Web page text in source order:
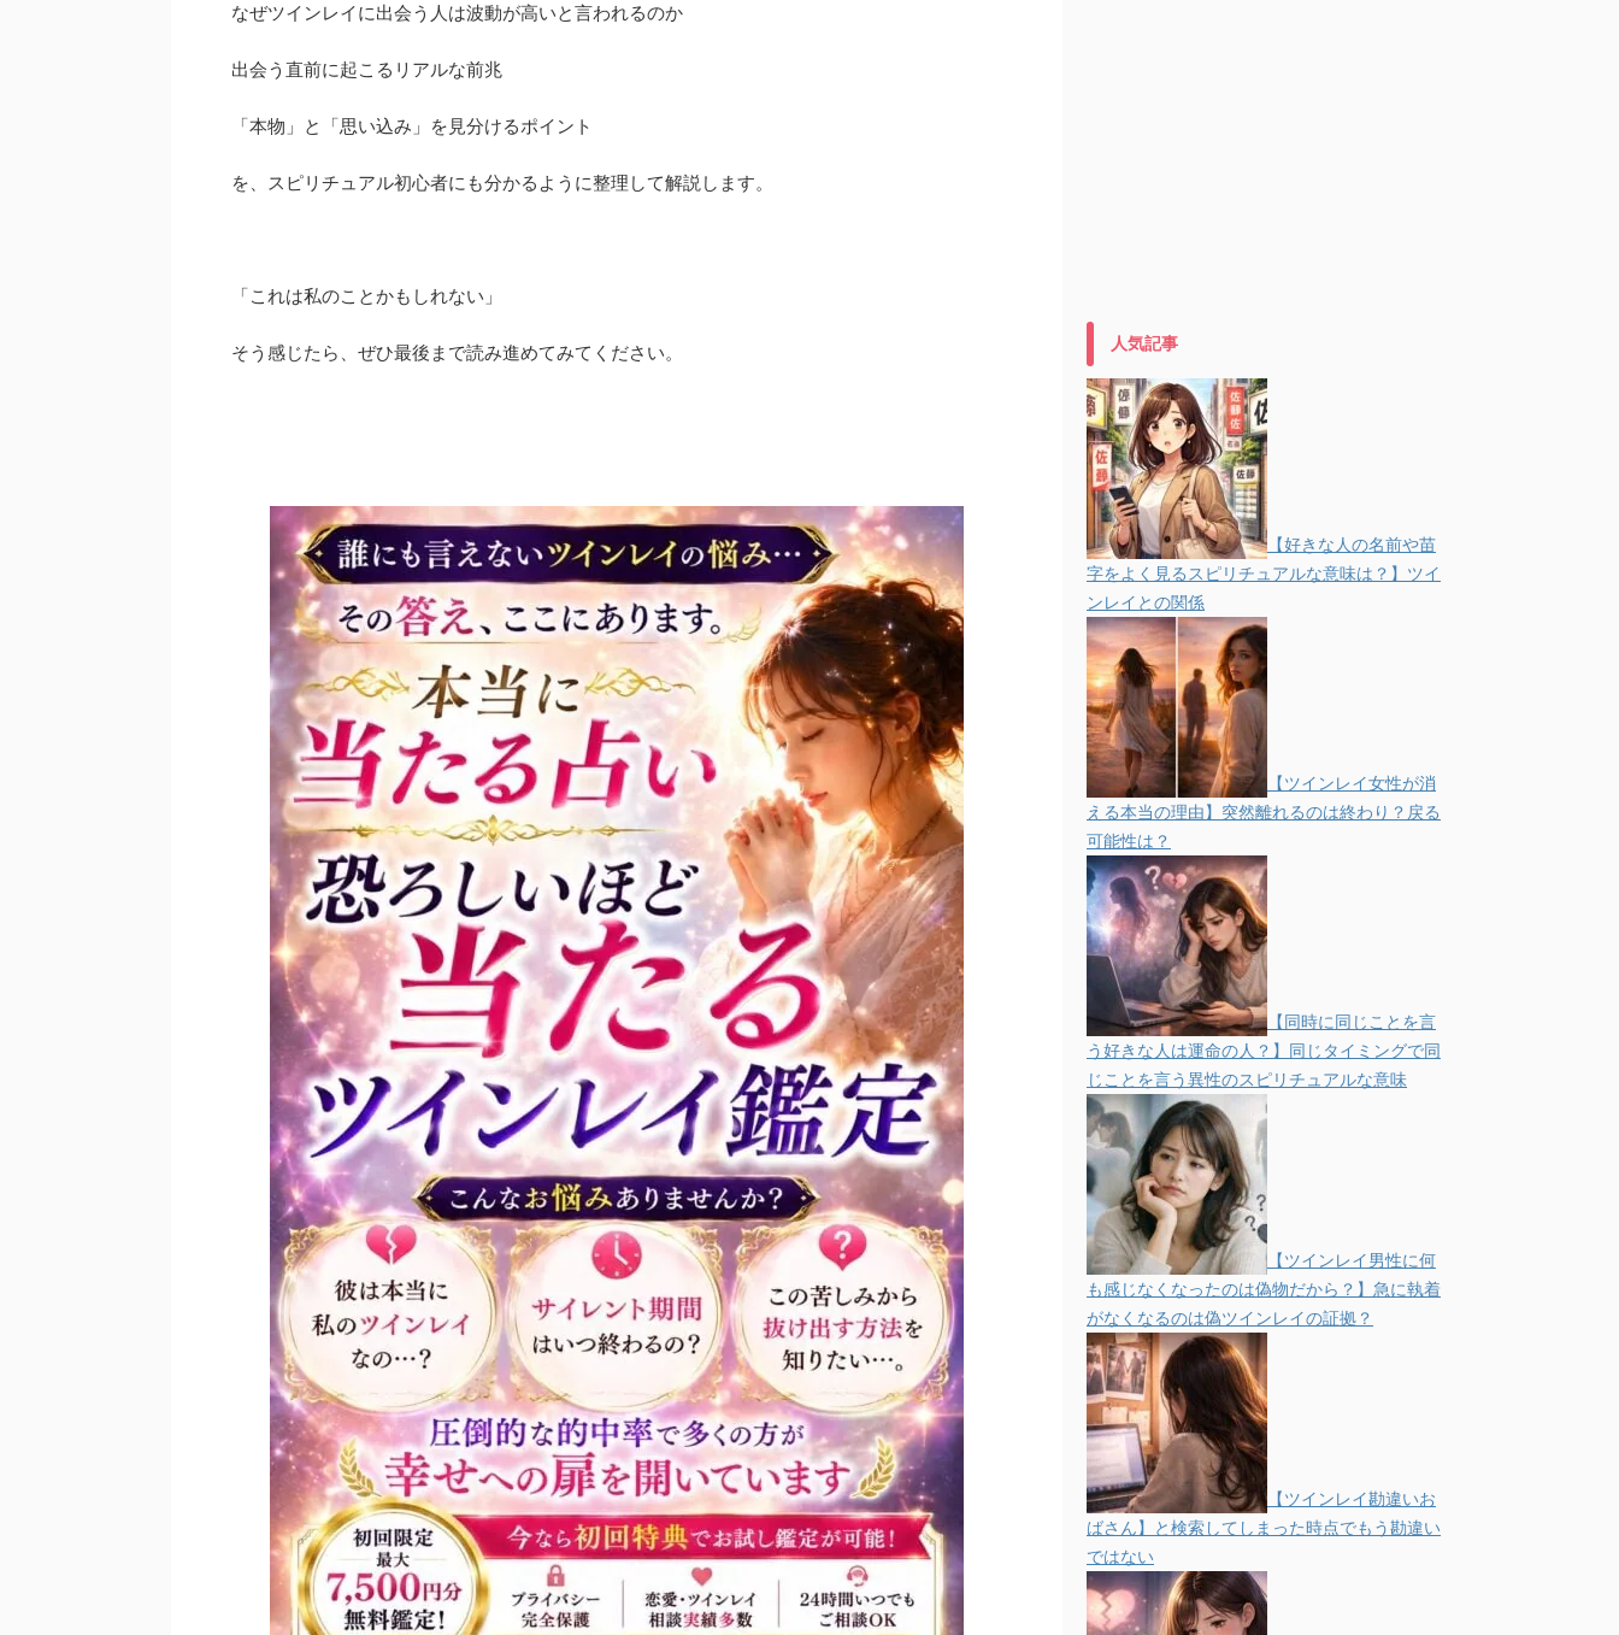
なぜツインレイに出会う人は波動が高いと言われるのか
出会う直前に起こるリアルな前兆
「本物」と「思い込み」を見分けるポイント
を、スピリチュアル初心者にも分かるように整理して解説します。
「これは私のことかもしれない」
そう感じたら、ぜひ最後まで読み進めてみてください。 人気記事
【好きな人の名前や苗
字をよく見るスピリチュアルな意味は？】ツイ
ンレイとの関係
【ツインレイ女性が消
える本当の理由】突然離れるのは終わり？戻る
可能性は？
【同時に同じことを言
う好きな人は運命の人？】同じタイミングで同
じことを言う異性のスピリチュアルな意味
【ツインレイ男性に何
も感じなくなったのは偽物だから？】急に執着
がなくなるのは偽ツインレイの証拠？
【ツインレイ勘違いお
ばさん】と検索してしまった時点でもう勘違い
ではない